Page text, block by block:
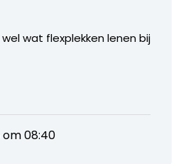
wat flexplekken lenen bij
om 08:40